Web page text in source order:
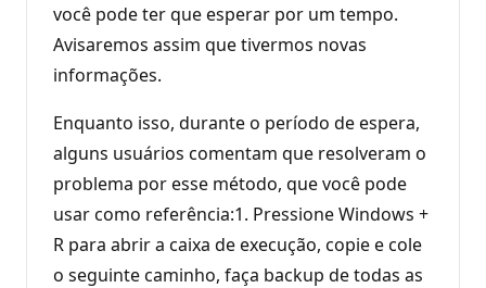
você pode ter que esperar por um tempo.
Avisaremos assim que tivermos novas
informações.
Enquanto isso, durante o período de espera,
alguns usuários comentam que resolveram o
problema por esse método, que você pode
usar como referência:1. Pressione Windows +
R para abrir a caixa de execução, copie e cole
o seguinte caminho, faça backup de todas as